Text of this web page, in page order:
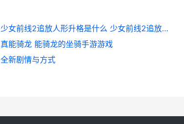
少女前线2追放人形升格是什么 少女前线2追放下载
真能骑龙 能骑龙的坐骑手游游戏
全新剧情与方式